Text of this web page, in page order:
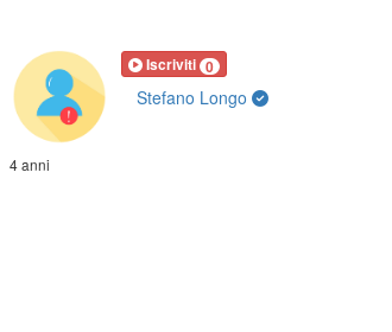
Iscriviti 0
Stefano Longo
4 anni